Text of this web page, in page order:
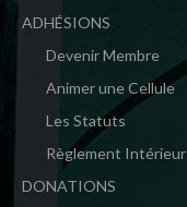
ADHÉSIONS
Devenir Membre
Animer une Cellule
Les Statuts
Règlement Intérieur
DONATIONS